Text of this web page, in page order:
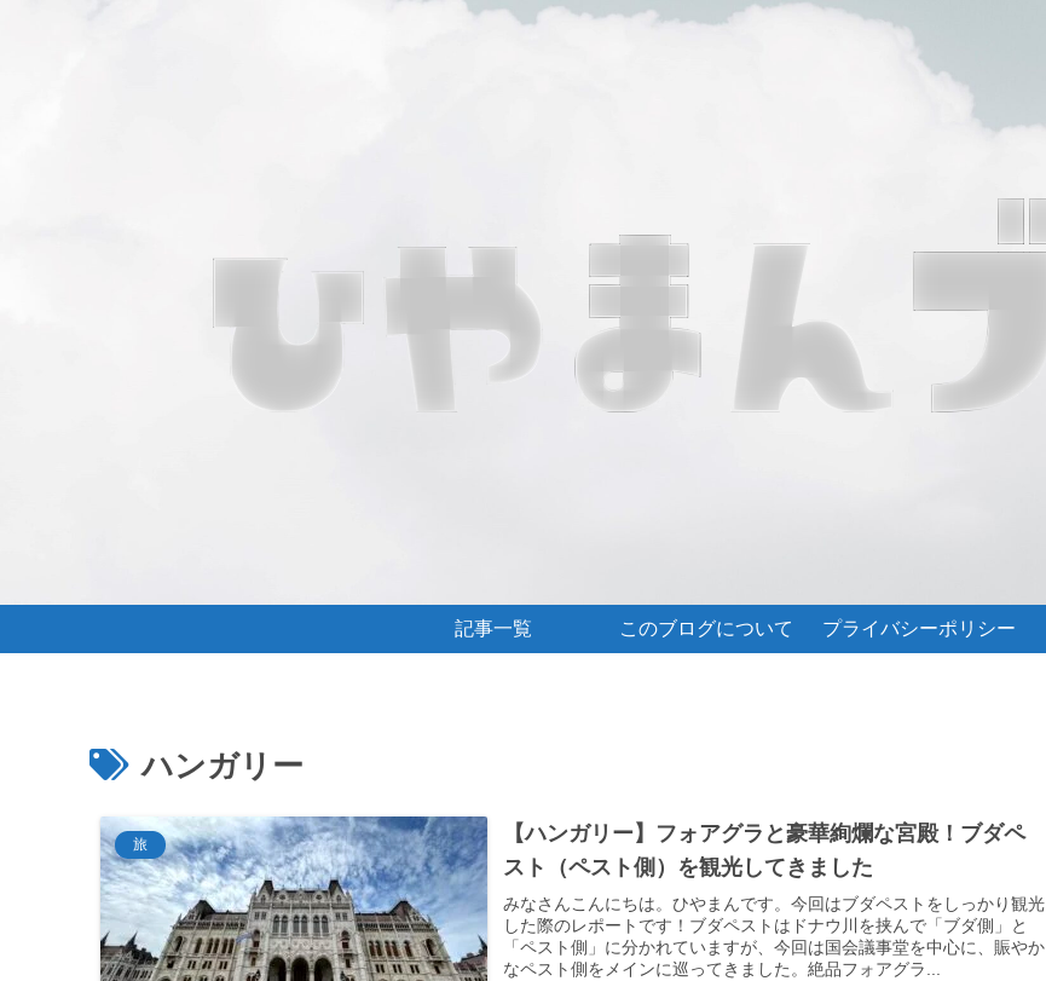
記事一覧 このブログについて プライバシーポリシー
ハンガリー
旅
【ハンガリー】フォアグラと豪華絢爛な宮殿！ブダペ
スト（ペスト側）を観光してきました
みなさんこんにちは。ひやまんです。今回はブダペストをしっかり観光
した際のレポートです！ブダペストはドナウ川を挟んで「ブダ側」と
「ペスト側」に分かれていますが、今回は国会議事堂を中心に、賑やか
なペスト側をメインに巡ってきました。絶品フォアグラ...